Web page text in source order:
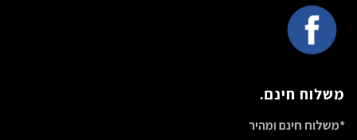
משלוח חינם.
*משלוח חינם ומהיר